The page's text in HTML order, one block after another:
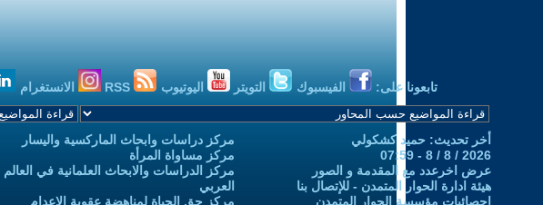
تابعونا على: الفيسبوك التويتر اليوتيوب الانستغرام
أخر تحديث: حميد كشكولي
2026 / 8 / 8 - 07:59
عرض اخرعدد مع المقدمة و الصور
هيئة ادارة الحوار المتمدن - للإتصال بنا
إحصائيات مؤسسة الحوار المتمدن
مركز دراسات وابحاث الماركسية واليسار
مركز مساواة المرأة
مركز الدراسات والابحاث العلمانية في العالم
العربي
مركز حق الحياة لمناهضة عقوبة الاعدام